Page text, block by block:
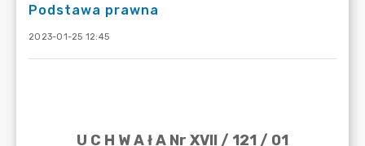
Podstawa prawna
2023-01-25 12:45